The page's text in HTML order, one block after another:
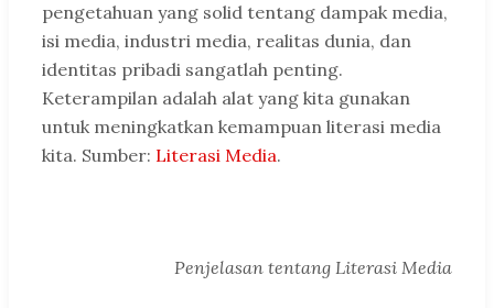
pengetahuan yang solid tentang dampak media,
isi media, industri media, realitas dunia, dan
identitas pribadi sangatlah penting.
Keterampilan adalah alat yang kita gunakan
untuk meningkatkan kemampuan literasi media
kita. Sumber: Literasi Media.
Penjelasan tentang Literasi Media